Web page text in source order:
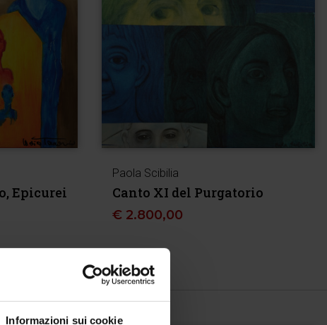
Informazioni sui cookie
Epicurei
Paola Scibilia
Canto XI del Purgatorio
€ 2.800,00